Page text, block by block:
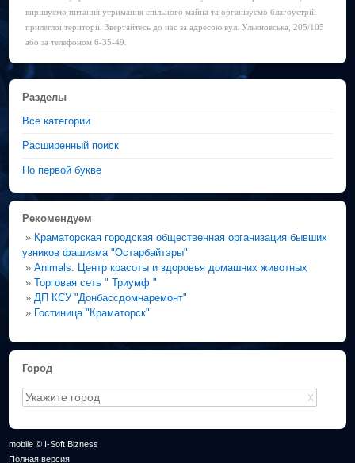
вирішуємо питання утримання спільного майна та організуємо благоустрій
прилеглої території. Звертайтесь до нас за адресою вул. Ульяновська, 205/105
або за телефоном 6-35-49.
Разделы
Все категории
Расширенный поиск
По первой букве
Рекомендуем
» Краматорская городская общественная организация бывших
узников фашизма "Остарбайтэры"
»Animals. Центр красоты и здоровья домашних животных
»Торговая сеть " Триумф "
» ДП КСУ "Донбассдомнаремонт"
» Гостиница "Краматорск"
Город
X
mobile © I-Soft Bizness
Полная версия